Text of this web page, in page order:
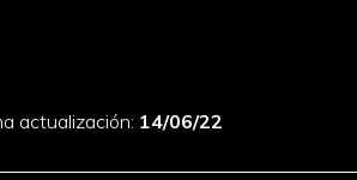
actualización: 14/06/22